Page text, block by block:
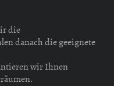
die
danach die geeignete
wir Ihnen